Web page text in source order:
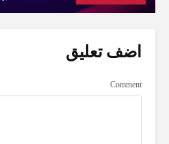
اضف تعليق
Comment